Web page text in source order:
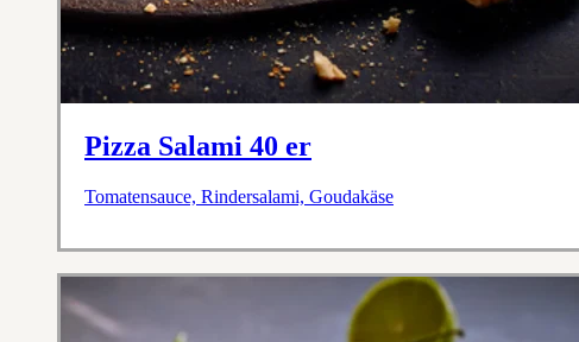
Pizza Salami 40 er
Tomatensauce, Rindersalami, Goudakäse